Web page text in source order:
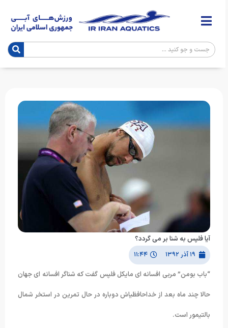
آیا فلپس به شنا بر می گردد؟
۱۹ آذر ۱۳۹۲ ۱۱:۴۴
“باب بومن” مربی افسانه ای مایکل فلپس گفت که شناگر افسانه ای جهان
حالا چند ماه بعد از خداحافظیاش دوباره در حال تمرین در استخر شمال
بالتیمور است.